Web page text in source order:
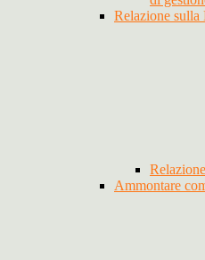
Relazione sulla
Ammontare